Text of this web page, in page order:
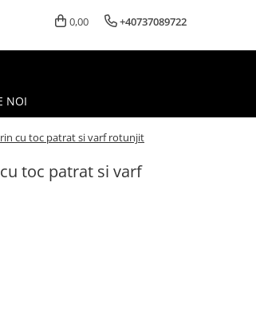
0,00 +40737089722
NOI
cu toc patrat si varf rotunjit
toc patrat si varf